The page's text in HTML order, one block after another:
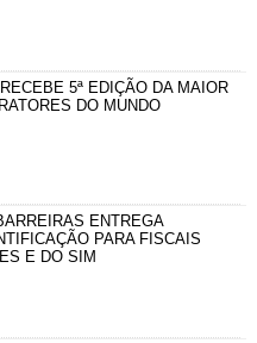
5ª EDIÇÃO DA MAIOR
DO MUNDO
ENTREGA
PARA FISCAIS
E DO SIM